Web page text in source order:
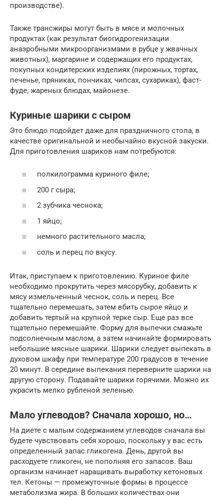
производстве).
Также трансжиры могут быть в мясе и молочных
продуктах (как результат биогидрогенизации
анаэробными микроорганизмами в рубце у жвачных
животных), маргарине и содержащих его продуктах,
покупных кондитерских изделиях (пирожных, тортах,
печенье, пряниках, пончиках, чипсах, сухариках), фаст-
фуде, жареных блюдах, майонезе.
Куриные шарики с сыром
Это блюдо подойдет даже для праздничного стола, в
качестве оригинальной и необычайно вкусной закуски.
Для приготовления шариков нам потребуются:
полкилограмма куриного филе;
200 г сыра;
2 зубчика чеснока;
1 яйцо;
немного растительного масла;
соль и перец по вкусу.
Итак, приступаем к приготовлению. Куриное филе
необходимо прокрутить через мясорубку, добавить к
мясу измельченный чеснок, соль и перец. Все
тщательно перемешать, затем вбить сырое яйцо и
добавить тертый на крупной терке сыр. Еще раз все
тщательно перемешайте. Форму для выпечки смажьте
подсолнечным маслом, а затем начинайте формировать
небольшие мясные шарики. Шарики следует выпекать в
духовом шкафу при температуре 200 градусов в течение
20 минут. В середине выпекания переверните шарики на
другую сторону. Подавайте шарики горячими. Можно их
украсить мелко рубленой зеленью.
Мало углеводов? Сначала хорошо, но…
На диете с малым содержанием углеводов сначала вы
будете чувствовать себя хорошо, поскольку у вас есть
определенный запас гликогена. День, другой вы
расходуете гликоген, не пополняя его запасов. Ваш
организм начинает наращивать выработку кетоновых
тел. Кетоны — промежуточные формы в процессе
метаболизма жира. В больших количествах они